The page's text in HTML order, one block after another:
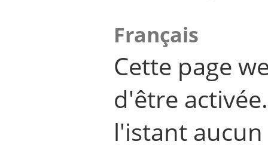
Français
Cette page
d'être
l'istant